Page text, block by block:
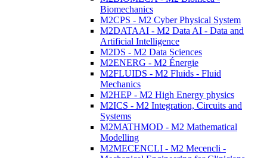
Biomechanics
M2CPS - M2 Cyber Physical System
M2DATAAI - M2 Data AI - Data and
Artificial Intelligence
M2DS - M2 Data Sciences
M2ENERG - M2 Énergie
M2FLUIDS - M2 Fluids - Fluid
Mechanics
M2HEP - M2 High Energy physics
M2ICS - M2 Integration, Circuits and
Systems
M2MATHMOD - M2 Mathematical
Modelling
M2MECENCLI - M2 Mecencli -